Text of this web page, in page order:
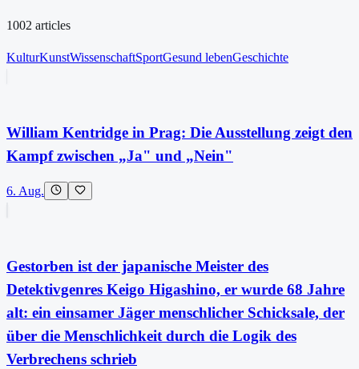
1002 articles
KulturKunstWissenschaftSportGesund lebenGeschichte
William Kentridge in Prag: Die Ausstellung zeigt den
Kampf zwischen „Ja" und „Nein"
6. Aug.
Gestorben ist der japanische Meister des
Detektivgenres Keigo Higashino, er wurde 68 Jahre
alt: ein einsamer Jäger menschlicher Schicksale, der
über die Menschlichkeit durch die Logik des
Verbrechens schrieb